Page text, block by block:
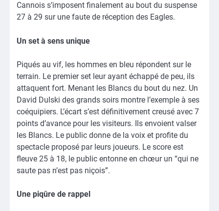
Cannois s’imposent finalement au bout du suspense
27 à 29 sur une faute de réception des Eagles.
Un set à sens unique
Piqués au vif, les hommes en bleu répondent sur le
terrain. Le premier set leur ayant échappé de peu, ils
attaquent fort. Menant les Blancs du bout du nez. Un
David Dulski des grands soirs montre l’exemple à ses
coéquipiers. L’écart s’est définitivement creusé avec 7
points d’avance pour les visiteurs. Ils envoient valser
les Blancs. Le public donne de la voix et profite du
spectacle proposé par leurs joueurs. Le score est
fleuve 25 à 18, le public entonne en chœur un “qui ne
saute pas n’est pas niçois”.
Une piqûre de rappel